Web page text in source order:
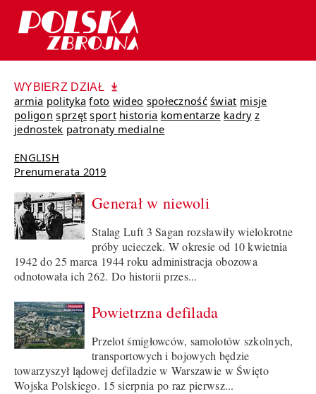
WYBIERZ DZIAŁ
armia polityka foto wideo społeczność świat misje
poligon sprzęt sport historia komentarze kadry z
jednostek patronaty medialne
ENGLISH
Prenumerata 2019
Generał w niewoli
Stalag Luft 3 Sagan rozsławiły wielokrotne
próby ucieczek. W okresie od 10 kwietnia
1942 do 25 marca 1944 roku administracja obozowa
odnotowała ich 262. Do historii przes...
Powietrzna defilada
Przelot śmigłowców, samolotów szkolnych,
transportowych i bojowych będzie
towarzyszył lądowej defiladzie w Warszawie w Święto
Wojska Polskiego. 15 sierpnia po raz pierwsz...